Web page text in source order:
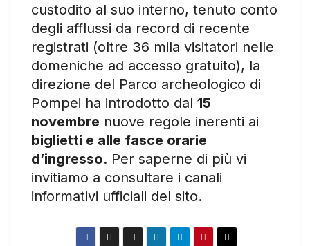
custodito al suo interno, tenuto conto
degli afflussi da record di recente
registrati (oltre 36 mila visitatori nelle
domeniche ad accesso gratuito), la
direzione del Parco archeologico di
Pompei ha introdotto dal 15
novembre nuove regole inerenti ai
biglietti e alle fasce orarie
d’ingresso. Per saperne di più vi
invitiamo a consultare i canali
informativi ufficiali del sito.